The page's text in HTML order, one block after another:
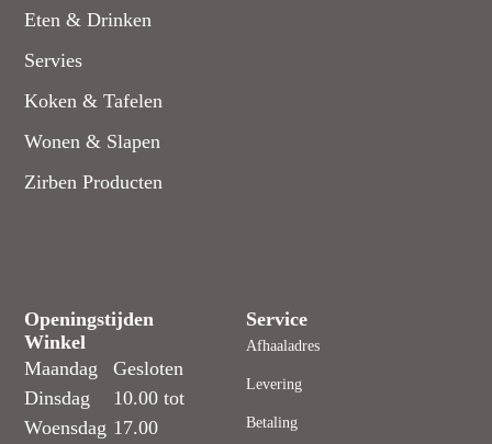
Eten & Drinken
Servies
Koken & Tafelen
Wonen & Slapen
Zirben Producten
Openingstijden
Winkel
Maandag
Dinsdag
Woensdag
Gesloten
10.00 tot
17.00
Service
Afhaaladres
Levering
Betaling